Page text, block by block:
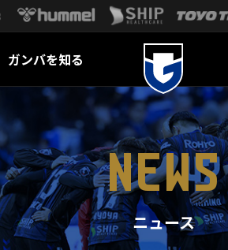
ガンバを知る
NEWS
ニュース